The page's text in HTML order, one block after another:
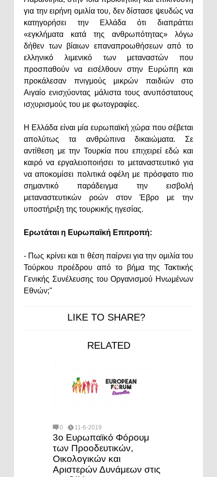
για την ειρήνη ομιλία του, δεν δίστασε ψευδώς να
κατηγορήσει την Ελλάδα ότι διαπράττει
«εγκλήματα κατά της ανθρωπότητας» λόγω
δήθεν των βίαιων επαναπροωθήσεων από το
ελληνικό λιμενικό των μεταναστών που
προσπαθούν να εισέλθουν στην Ευρώπη και
προκάλεσαν πνιγμούς μικρών παιδιών στο
Αιγαίο ενισχύοντας μάλιστα τους ανυπόστατους
ισχυρισμούς του με φωτογραφίες.
Η Ελλάδα είναι μία ευρωπαϊκή χώρα που σέβεται
απολύτως τα ανθρώπινα δικαιώματα. Σε
αντίθεση με την Τουρκία που επιχειρεί εδώ και
καιρό να εργαλειοποιήσει το μεταναστευτικό για
να αποκομίσει πολιτικά οφέλη με πρόσφατο πιο
σημαντικό παράδειγμα την εισβολή
μεταναστευτικών ροών στον Έβρο με την
υποστήριξη της τουρκικής ηγεσίας.
Ερωτάται η Ευρωπαϊκή Επιτροπή:
- Πως κρίνει και τι θέση παίρνει για την ομιλία του
Τούρκου προέδρου από το βήμα της Τακτικής
Γενικής Συνέλευσης του Οργανισμού Ηνωμένων
Εθνών;"
LIKE TO SHARE?
RELATED
0 11-6-2019
3ο Ευρωπαϊκό Φόρουμ
των Προοδευτικών,
Οικολογικών και
Αριστερών Δυνάμεων στις